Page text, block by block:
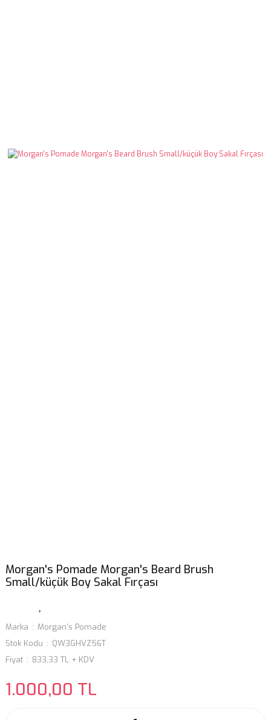
Morgan's Pomade Morgan's Beard Brush
Small/küçük Boy Sakal Fırçası
Marka
Morgan's Pomade
Stok Kodu
QW3GHVZ56T
Fiyat
833,33 TL + KDV
1.000,00 TL